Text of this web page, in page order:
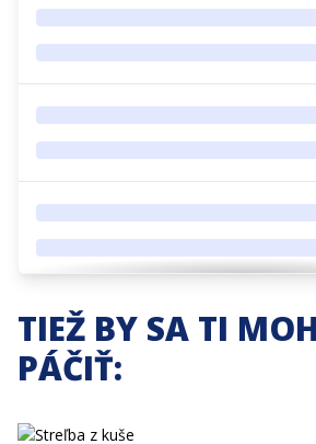
TIEŽ BY SA TI
PÁČIŤ: